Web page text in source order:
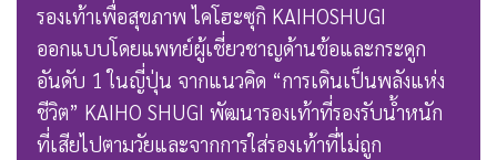
รองเท้าเพื่อสุขภาพ ไคโฮะซุกิ KAIHOSHUGI
ออกแบบโดยแพทย์ผู้เชี่ยวชาญด้านข้อและกระดูก
อันดับ 1 ในญี่ปุ่น จากแนวคิด “การเดินเป็นพลังแห่ง
ชีวิต” KAIHO SHUGI พัฒนารองเท้าที่รองรับน้ำหนัก
ที่เสียไปตามวัยและจากการใส่รองเท้าที่ไม่ถูก